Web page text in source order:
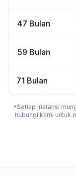
47 Bulan
59 Bulan
71 Bulan
*Setiap instansi
hubungi kami untuk